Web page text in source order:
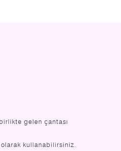
gelen çantası
olarak kullanabilirsiniz.